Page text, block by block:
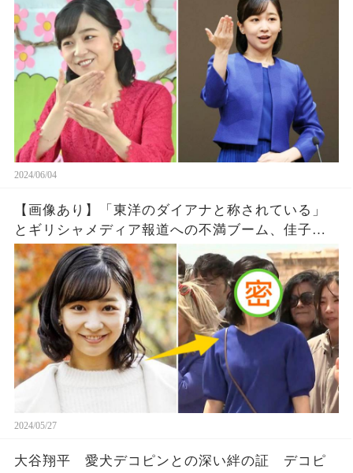
2024/06/04
【画像あり】「東洋のダイアナと称されている」
とギリシャメディア報道への不満ブーム、佳子さ
まは 「皇室生まれのプリンセスなのでダイアナさ
ん以上に貴重だ」
2024/05/27
大谷翔平 愛犬デコピンとの深い絆の証 デコピ